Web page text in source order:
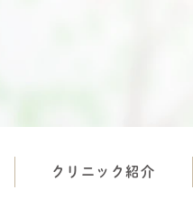
クリニック紹介